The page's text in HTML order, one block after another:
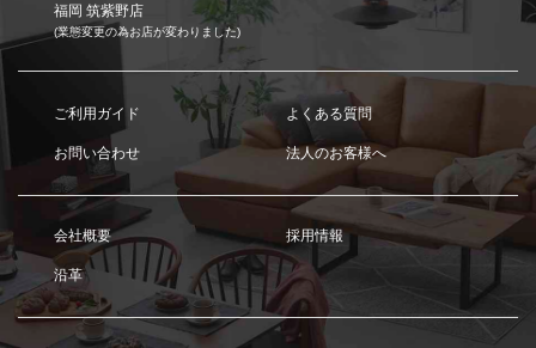
福岡 筑紫野店
(業態変更の為お店が変わりました)
ご利用ガイド よくある質問
お問い合わせ 法人のお客様へ
会社概要 採用情報
沿革